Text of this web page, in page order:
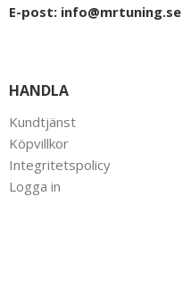
E-post: info@mrtuning.se
HANDLA
Kundtjänst
Köpvillkor
Integritetspolicy
Logga in